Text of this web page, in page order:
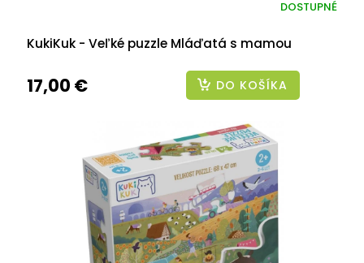
KukiKuk - Veľké puzzle Mláďatá s mamou
DOSTUPNÉ
17,00 € DO KOŠÍKA